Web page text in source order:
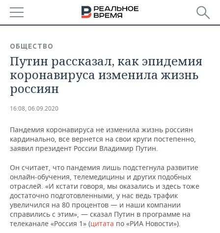
БАШКОРТОСТАН
ТАТАРСТАН
НОВОСТИ
АНАЛИТИКА
ДЕКЛАРАЦИИ О ДОХОДАХ
КОРОЛИ ГОСЗАКАЗА ПФО
ВУЗЫ ТАТАРСТАНА
КОМУ ПРИНАДЛЕЖАТ
ТОРГОВЫЕ ЦЕНТРЫ
ТАТАРСТАНА
НОВОСТИ ЭКОНОМИКИ
ФИНАНСЫ
БАНКИ
БЮДЖЕТ
ИНВЕСТИЦИИ
ПРОМЫШЛЕННОСТЬ
НОВОСТИ
ПРОМЫШЛЕННОСТИ
АГРОПРОМ
МАШИНОСТРОЕНИЕ
НЕФТЕХИМИЯ
НЕДВИЖИМОСТЬ
НОВОСТИ НЕДВИЖИМОСТИ
АВТО
НОВОСТИ АВТО
БИЗНЕС
НОВОСТИ БИЗНЕСА
ТЕХНОЛОГИИ
ОБЩЕСТВО
Путин рассказал, как эпидемия
коронавируса изменила жизнь
россиян
16:08, 06.09.2020
Пандемия коронавируса не изменила жизнь россиян
кардинально, все вернется на свои круги постепенно,
заявил президент России Владимир Путин.
Он считает, что пандемия лишь подстегнула развитие
онлайн-обучения, телемедицины и других подобных
отраслей. «И кстати говоря, мы оказались и здесь тоже
достаточно подготовленными, у нас ведь трафик
увеличился на 80 процентов — и наши компании
справились с этим», — сказал Путин в программе на
телеканале «Россия 1» (цитата по «РИА Новости»).